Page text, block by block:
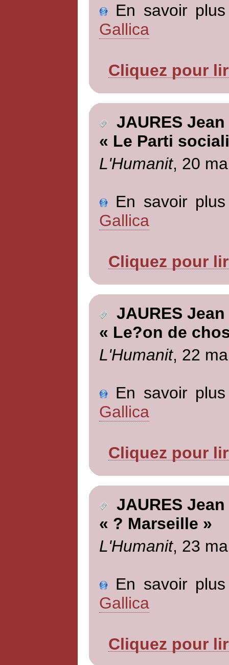
En savoir
Gallica
Cliquez pour
JAURES Jean
« Le Parti
L'Humanit, 20
En savoir
Gallica
Cliquez pour
JAURES Jean
« Le?on de
L'Humanit, 22
En savoir
Gallica
Cliquez pour
JAURES Jean
« ? Marseille »
L'Humanit, 23
En savoir
Gallica
Cliquez pour